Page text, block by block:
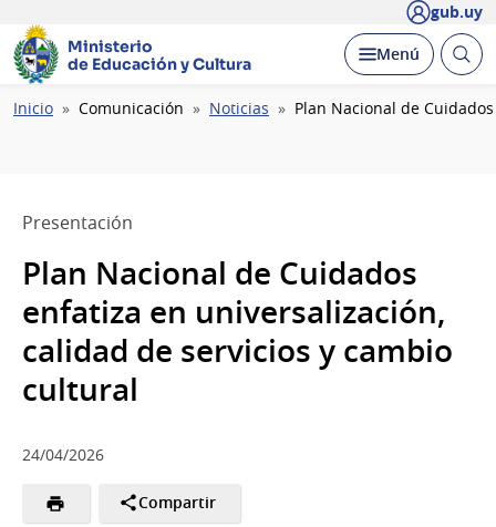
gub.uy
Ministerio
de Educación y Cultura
Desplegar
Menú Abrir
Ruta
Inicio Comunicación Noticias Plan Nacional de
Presentación
Plan Nacional de Cuidados
enfatiza en universalización,
calidad de servicios y cambio
cultural
24/04/2026
Compartir